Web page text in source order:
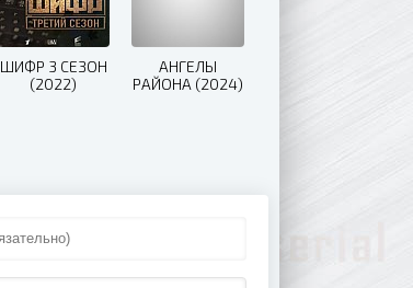
ШИФР 3 СЕЗОН
(2022)
АНГЕЛЫ
РАЙОНА (2024)